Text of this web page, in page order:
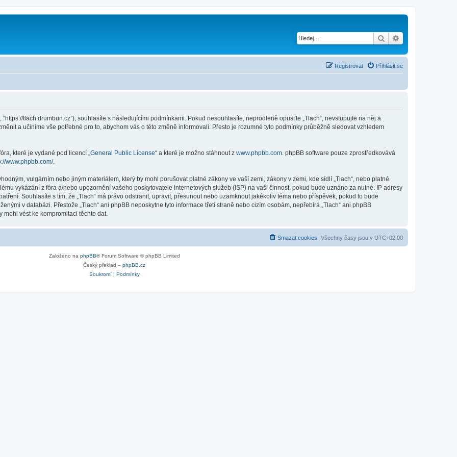
Hledat
Přihlásit se
Registrovat
“https://tlach.drumbun.cz”), souhlasíte s následujícími podmínkami. Pokud nesouhlasíte, neprodleně opusťte „Tlach“, nevstupujte na něj a
a učiníme vše potřebné pro to, abychom vás o této změně informovali. Přesto je rozumné tyto podmínky průběžně sledovat vzhledem
které je vydané pod licencí „ General Public License“ a které je možno stáhnout z www.phpbb.com . phpBB software pouze zprostředkovává
www.phpbb.com/.
vulgárním nebo jiným materiálem, který by mohl porušovat platné zákony ve vaší zemi, zákony v zemi, kde sídlí „Tlach“, nebo platné
vykázání z fóra a/nebo upozornění vašeho poskytovatele internetových služeb (ISP) na vaši činnost, pokud bude uznáno za nutné. IP adresy
Souhlasíte s tím, že „Tlach“ má právo odstranit, upravit, přesunout nebo uzamknout jakékoliv téma nebo příspěvek, pokud to bude
v databázi. Přestože „Tlach“ ani phpBB neposkytne tyto informace třetí straně nebo cizím osobám, nepřebírá „Tlach“ ani phpBB
vést ke kompromitaci těchto dat.
Všechny časy jsou v UTC+02:00
Smazat cookies
Založeno na phpBB® Forum Software © phpBB Limited
Český překlad – phpBB.cz
Soukromí| Podmínky